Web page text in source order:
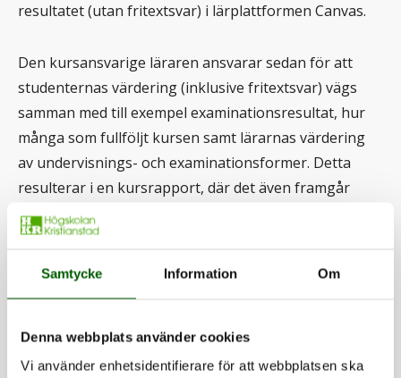
Samtycke Information Om
Denna webbplats använder cookies
Vi använder enhetsidentifierare för att webbplatsen ska
resultatet (utan fritextsvar) i lärplattformen Canvas.
Den kursansvarige läraren ansvarar sedan för att
studenternas värdering (inklusive fritextsvar) vägs
samman med till exempel examinationsresultat, hur
många som fullföljt kursen samt lärarnas värdering
av undervisnings- och examinationsformer. Detta
resulterar i en kursrapport, där det även framgår
åtgärder och utvecklingsarbete som är aktuella inför
kommande kursomgångar. Hur snabbt förändringar
omfattning och art.
Vid varje ny kursstart finns resultatet av föregående
kursvärdering (utan fritextsvar) tillgängligt via